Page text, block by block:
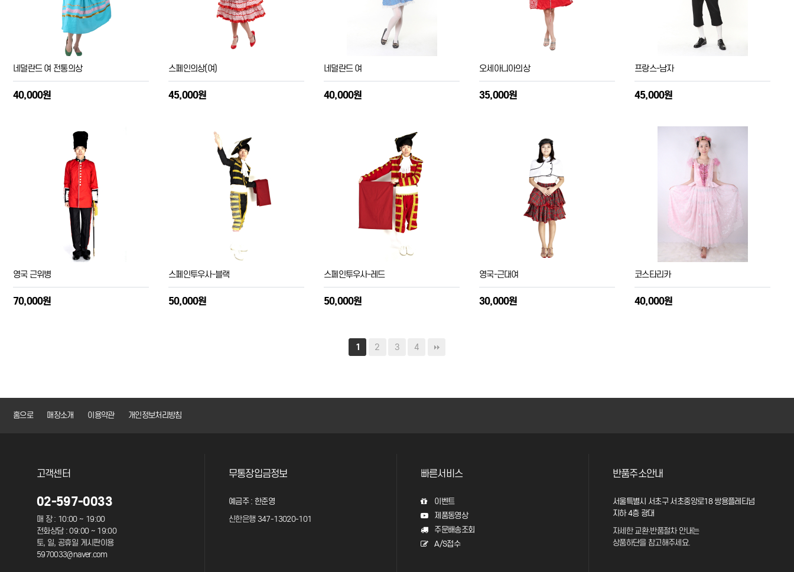
네덜란드 여 전통의상
40,000원
스페인의상(여)
45,000원
네덜란드 여
40,000원
오세아니아의상
35,000원
프랑스-남자
45,000원
영국 근위병
70,000원
스페인투우사-블랙
50,000원
스페인투우사-레드
50,000원
영국-근대여
30,000원
코스타리카
40,000원
1 2 3 4
홈으로 매장소개 이용약관 개인정보처리방침
고객센터
02-597-0033
매 장 : 10:00 ~ 19:00
전화상담 : 09:00 ~ 19:00
토, 일, 공휴일 게시판이용
5970033@naver.com
무통장입금정보
예금주 : 한준영
신한은행 347-13020-101
빠른서비스
이벤트
제품동영상
주문배송조회
A/S접수
반품주소안내
서울특별시 서초구 서초중앙로18 쌍용플레티넘
지하 4층 광대
자세한 교환·반품절차 안내는
상품하단을 참고해주세요.